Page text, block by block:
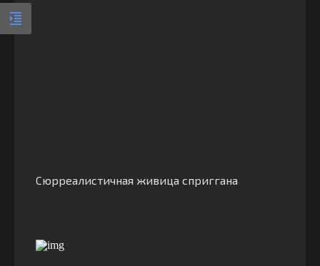
Сюрреалистичная живица сприггана